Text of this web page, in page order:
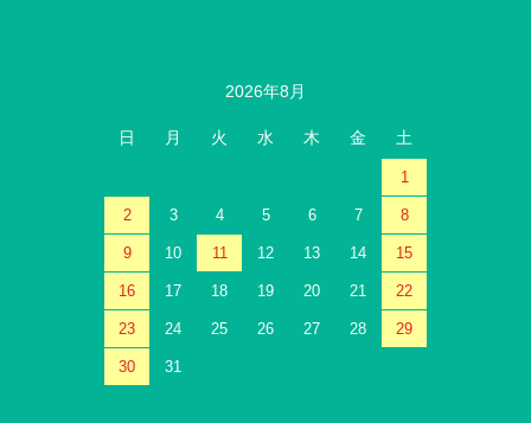
2026年8月
日 月 火 水 木 金 土
1
2 3 4 5 6 7 8
9 10 11 12 13 14 15
16 17 18 19 20 21 22
23 24 25 26 27 28 29
30 31